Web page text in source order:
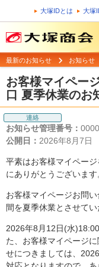
大塚IDとは 大塚
最新のお知らせ お知らせ
お客様マイペー
口 夏季休業のお
連絡
お知らせ管理番号：
公開日： 2026年8月7日
平素はお客様マイペー
にありがとうございます
お客様マイページお問
間を夏季休業とさせてい
2026年8月12日(水
た、お客様マイページ
せにつきましては、